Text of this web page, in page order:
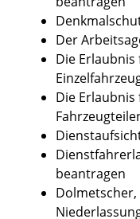
Der
Die
Die
beantragen